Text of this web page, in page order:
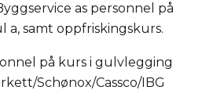
as personnel på
a, samt oppfriskingskurs.
på kurs i gulvlegging
Schønox/Cassco/IBG